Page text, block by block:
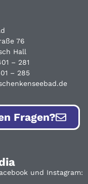
76
Hall
– 281
– 285
Fragen?
und Instagram: